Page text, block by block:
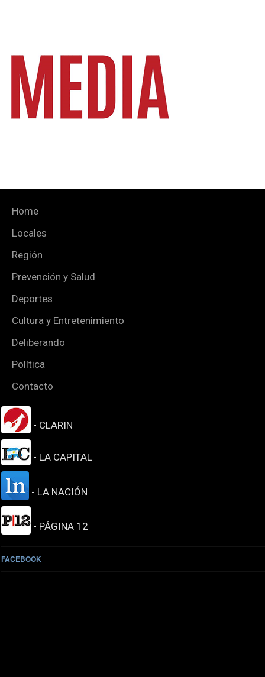
Home
Locales
Región
Prevención y Salud
Deportes
Cultura y Entretenimiento
Deliberando
Política
Contacto
- CLARIN
- LA CAPITAL
- LA NACIÓN
- PÁGINA 12
FACEBOOK